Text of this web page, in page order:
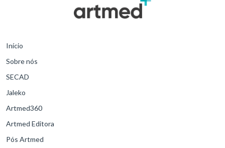
Início
Sobre nós
SECAD
Jaleko
Artmed360
Artmed Editora
Pós Artmed